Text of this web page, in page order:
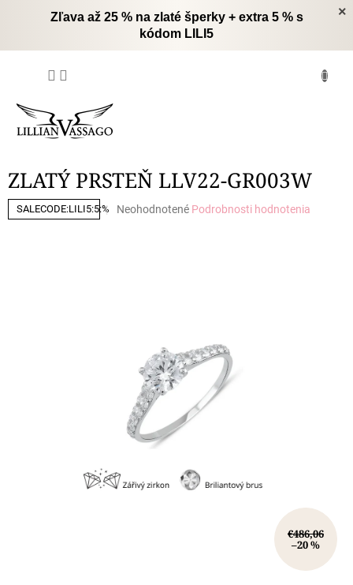
×
Zľava až 25 % na zlaté šperky + extra 5 % s
kódom LILI5
ZLATÝ PRSTEŇ LLV22-GR003W
SALECODE:LILI5:5:%
Priemerné
Neohodnotené Podrobnosti hodnotenia
€486,06
–20 %